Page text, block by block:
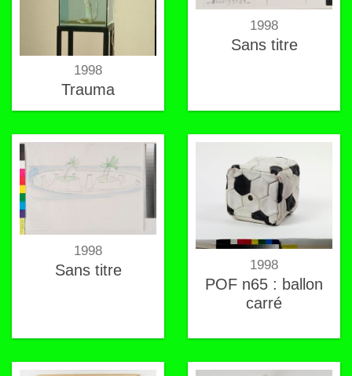
1998
Trauma
1998
Sans titre
1998
Sans titre 1998
POF n65 : ballon
carré